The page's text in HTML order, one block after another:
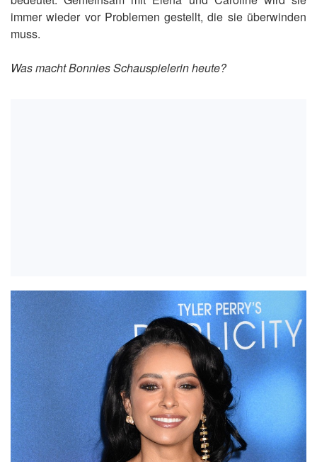
immer wieder vor Problemen gestellt, die sie überwinden
muss.
Was macht Bonnies Schauspielerin heute?